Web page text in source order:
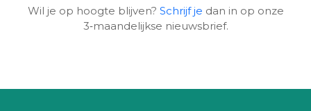
Wil je op hoogte blijven? Schrijf je dan in op onze
3‑maandelijkse nieuwsbrief.